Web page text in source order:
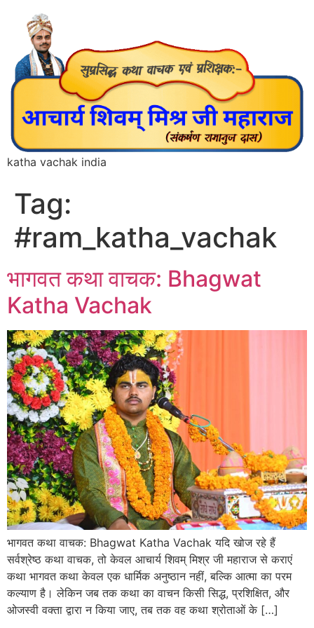
katha vachak india
Tag:
#ram_katha_vachak
भागवत कथा वाचक: Bhagwat
Katha Vachak
भागवत कथा वाचक: Bhagwat Katha Vachak यदि खोज रहे हैं
सर्वश्रेष्ठ कथा वाचक, तो केवल आचार्य शिवम् मिश्र जी महाराज से कराएं
कथा भागवत कथा केवल एक धार्मिक अनुष्ठान नहीं, बल्कि आत्मा का परम
कल्याण है। लेकिन जब तक कथा का वाचन किसी सिद्ध, प्रशिक्षित, और
ओजस्वी वक्ता द्वारा न किया जाए, तब तक वह कथा श्रोताओं के […]